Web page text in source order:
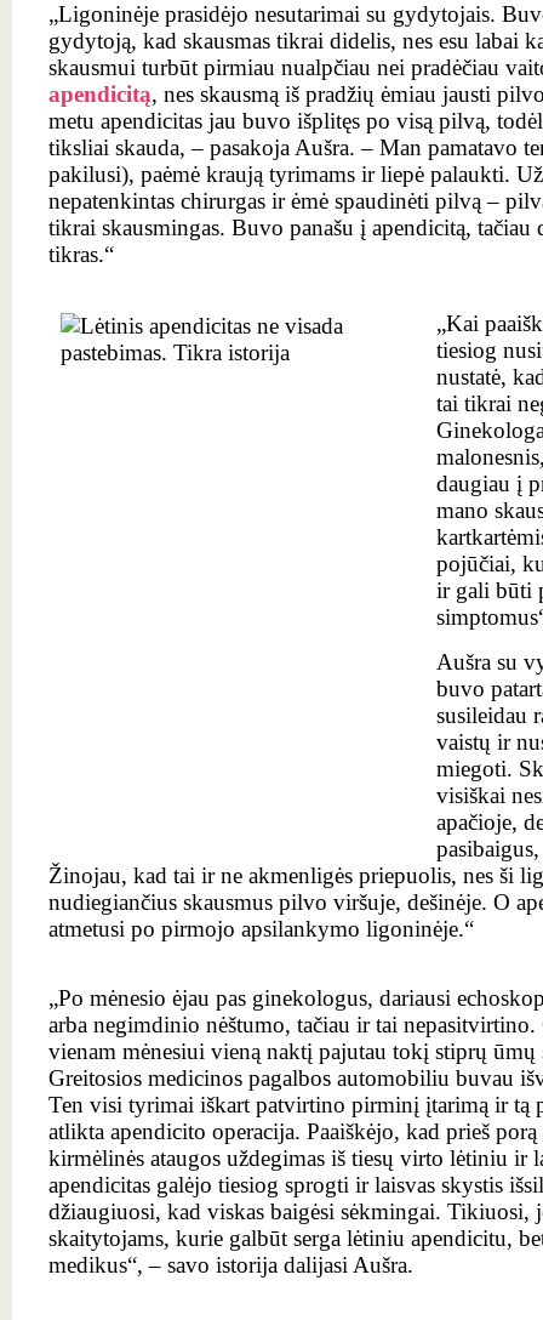
„Ligoninėje prasidėjo nesutarimai su gydytojais.
gydytoją, kad skausmas tikrai didelis, nes esu labai
skausmui turbūt pirmiau nualpčiau nei pradėčiau
apendicitą, nes skausmą iš pradžių ėmiau jausti
metu apendicitas jau buvo išplitęs po visą pilvą,
tiksliai skauda, ‒ pasakoja Aušra. ‒ Man pamatavo
pakilusi), paėmė kraują tyrimams ir liepė palaukti.
nepatenkintas chirurgas ir ėmė spaudinėti pilvą –
tikrai skausmingas. Buvo panašu į apendicitą, tačiau
tikras.“
„Kai
tiesiog
nustatė,
tai tikrai
daugiau į
mano
pojūčiai,
ir gali būti
Aušra su
buvo
susileidau
vaistų ir
miegoti.
visiškai
apačioje,
Žinojau, kad tai ir ne akmenligės priepuolis, nes ši
nudiegiančius skausmus pilvo viršuje, dešinėje. O
atmetusi po pirmojo apsilankymo ligoninėje.“
„Po mėnesio ėjau pas ginekologus, dariausi
arba negimdinio nėštumo, tačiau ir tai nepasitvirtino.
vienam mėnesiui vieną naktį pajutau tokį stiprų ūmų
Greitosios medicinos pagalbos automobiliu buvau
Ten visi tyrimai iškart patvirtino pirminį įtarimą ir tą
atlikta apendicito operacija. Paaiškėjo, kad prieš porą
kirmėlinės ataugos uždegimas iš tiesų virto lėtiniu ir
apendicitas galėjo tiesiog sprogti ir laisvas skystis
džiaugiuosi, kad viskas baigėsi sėkmingai. Tikiuosi,
skaitytojams, kurie galbūt serga lėtiniu apendicitu,
medikus“, – savo istorija dalijasi Aušra.